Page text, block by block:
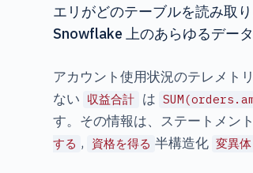
エリがどのテーブルを読み取
Snowflake 上のあらゆるデー
アカウント使用状況のテレメト
ない 収益合計 は
す。その情報は、ステートメン
する , 資格を得る 半構造化 変異体